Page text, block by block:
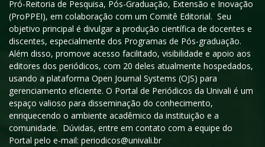
Pró-Reitoria de Pesquisa, Pós-Graduação, Extensão e Inovação
(ProPPEI), em colaboração com um Comitê Editorial. Seu
objetivo principal é divulgar a produção científica de docentes e
discentes, especialmente dos Programas de Pós-graduação.
Além disso, promove acesso facilitado, visibilidade e apoio aos
editores dos periódicos, com 20 deles atualmente hospedados,
usando a plataforma Open Journal Systems (OJS) para
gerenciamento eficiente. O Portal de Periódicos da Univali é um
espaço valioso para disseminação do conhecimento,
enriquecendo o ambiente acadêmico da instituição e a
comunidade. Dúvidas, entre em contato com a equipe do
Portal pelo e-mail: periodicos@univali.br